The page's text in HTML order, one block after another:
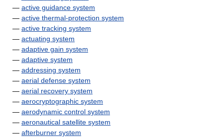
— active guidance system
— active thermal-protection system
— active tracking system
— actuating system
— adaptive gain system
— adaptive system
— addressing system
— aerial defense system
— aerial recovery system
— aerocryptographic system
— aerodynamic control system
— aeronautical satellite system
— afterburner system